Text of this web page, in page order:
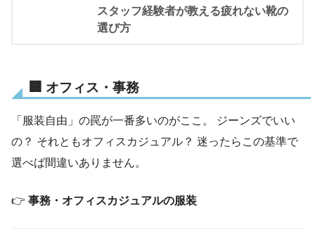
スタッフ経験者が教える疲れない靴の
選び方
🏢 オフィス・事務
「服装自由」の罠が一番多いのがここ。 ジーンズでいい
の？ それともオフィスカジュアル？ 迷ったらこの基準で
選べば間違いありません。
👉 事務・オフィスカジュアルの服装